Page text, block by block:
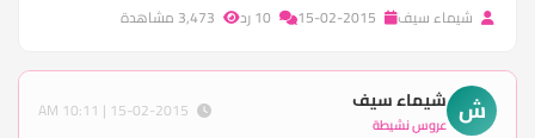
شيماء سيف
ش شيماء سيف
عروس نشيطة